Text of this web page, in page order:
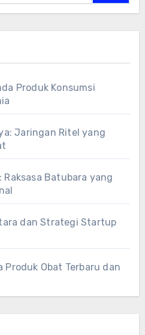
Produk Konsumsi
Jaringan Ritel yang
Raksasa Batubara yang
dan Strategi Startup
Produk Obat Terbaru dan